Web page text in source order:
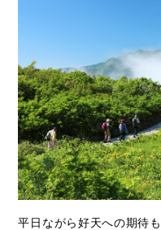
平日ながら好天への期待